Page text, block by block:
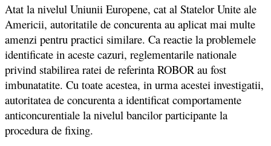
Atat la nivelul Uniunii Europene, cat al Statelor Unite ale
Americii, autoritatile de concurenta au aplicat mai multe
amenzi pentru practici similare. Ca reactie la problemele
identificate in aceste cazuri, reglementarile nationale
privind stabilirea ratei de referinta ROBOR au fost
imbunatatite. Cu toate acestea, in urma acestei investigatii,
autoritatea de concurenta a identificat comportamente
anticoncurentiale la nivelul bancilor participante la
procedura de fixing.